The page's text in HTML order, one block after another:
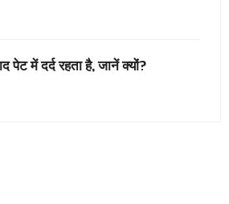
में दर्द रहता है, जानें क्यों?